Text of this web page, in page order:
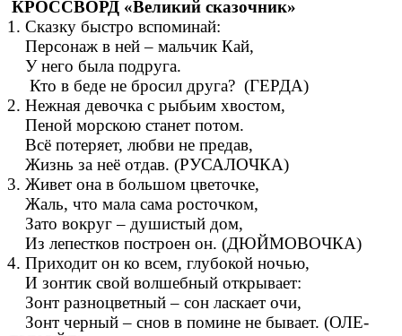
КРОССВОРД «Великий сказочник»
1. Сказку быстро вспоминай:
Персонаж в ней – мальчик Кай,
У него была подруга.
Кто в беде не бросил друга? (ГЕРДА)
2. Нежная девочка с рыбьим хвостом,
Пеной морскою станет потом.
Всё потеряет, любви не предав,
Жизнь за неё отдав. (РУСАЛОЧКА)
3. Живет она в большом цветочке,
Жаль, что мала сама росточком,
Зато вокруг – душистый дом,
Из лепестков построен он. (ДЮЙМОВОЧКА)
4. Приходит он ко всем, глубокой ночью,
И зонтик свой волшебный открывает:
Зонт разноцветный – сон ласкает очи,
Зонт черный – снов в помине не бывает. (ОЛЕ-